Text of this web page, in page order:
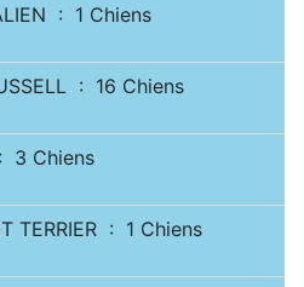
: 1 Chiens
: 16 Chiens
3 Chiens
TERRIER : 1 Chiens